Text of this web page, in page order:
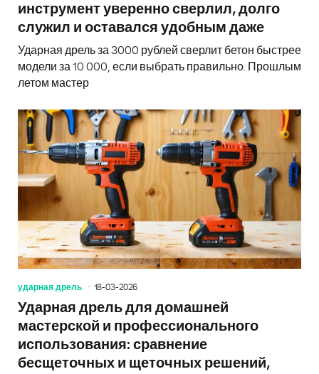
инструмент уверенно сверлил, долго
служил и оставался удобным даже
Ударная дрель за 3000 рублей сверлит бетон быстрее
модели за 10 000, если выбрать правильно. Прошлым
летом мастер
ударная дрель 18-03-2026
Ударная дрель для домашней
мастерской и профессионального
использования: сравнение
бесщеточных и щеточных решений,